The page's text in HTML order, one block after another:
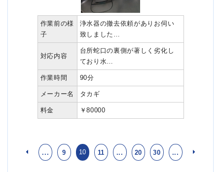
作業前の様
子
浄水器の撤去依頼がありお伺い
致しました…
対応内容
台所蛇口の裏側が著しく劣化し
ており水…
作業時間 90分
メーカー名 タカギ
料金 ￥80000
... 9 10 11 ... 20 30 ...